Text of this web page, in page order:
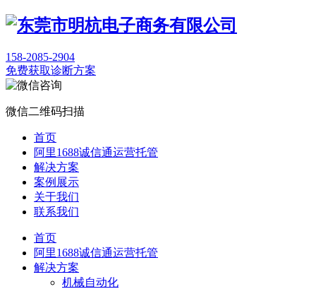
158-2085-2904
免费获取诊断方案
微信二维码扫描
首页
阿里1688诚信通运营托管
解决方案
案例展示
关于我们
联系我们
首页
阿里1688诚信通运营托管
解决方案
机械自动化